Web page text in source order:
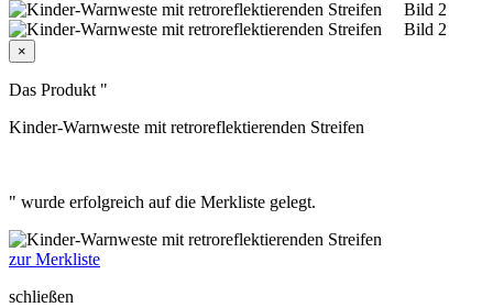
×
Das Produkt "
Kinder-Warnweste mit retroreflektierenden Streifen
" wurde erfolgreich auf die Merkliste gelegt.
zur Merkliste
schließen